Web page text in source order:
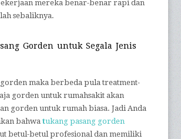
mereka benar-benar rapi dan
sebaliknya.
Gorden untuk Segala Jenis
maka berbeda pula treatment-
gorden untuk rumahsakit akan
gorden untuk rumah biasa. Jadi Anda
bahwatukang pasang gorden
betul-betul profesional dan memiliki